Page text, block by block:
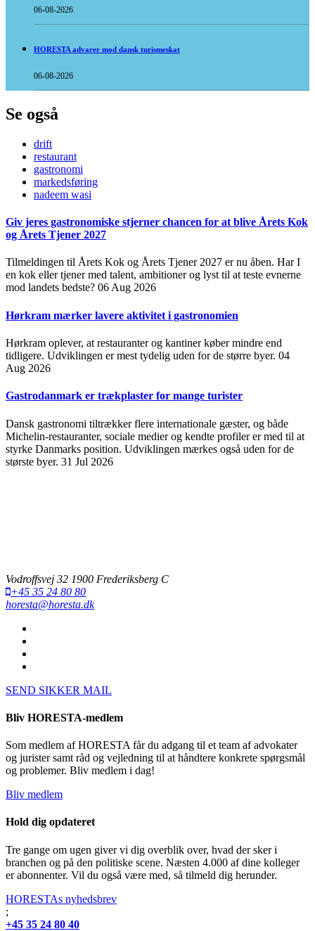
06-08-2026
HORESTA advarer mod dansk turismeskat
06-08-2026
Se også
drift
restaurant
gastronomi
markedsføring
nadeem wasi
Giv jeres gastronomiske stjerner chancen for at blive Årets Kok
og Årets Tjener 2027
Tilmeldingen til Årets Kok og Årets Tjener 2027 er nu åben. Har I
en kok eller tjener med talent, ambitioner og lyst til at teste evnerne
mod landets bedste? 06 Aug 2026
Hørkram mærker lavere aktivitet i gastronomien
Hørkram oplever, at restauranter og kantiner køber mindre end
tidligere. Udviklingen er mest tydelig uden for de større byer. 04
Aug 2026
Gastrodanmark er trækplaster for mange turister
Dansk gastronomi tiltrækker flere internationale gæster, og både
Michelin-restauranter, sociale medier og kendte profiler er med til at
styrke Danmarks position. Udviklingen mærkes også uden for de
største byer. 31 Jul 2026
Vodroffsvej 32 1900 Frederiksberg C
+45 35 24 80 80
horesta@horesta.dk
SEND SIKKER MAIL
Bliv HORESTA-medlem
Som medlem af HORESTA får du adgang til et team af advokater
og jurister samt råd og vejledning til at håndtere konkrete spørgsmål
og problemer. Bliv medlem i dag!
Bliv medlem
Hold dig opdateret
Tre gange om ugen giver vi dig overblik over, hvad der sker i
branchen og på den politiske scene. Næsten 4.000 af dine kolleger
er abonnenter. Vil du også være med, så tilmeld dig herunder.
HORESTAs nyhedsbrev
;
+45 35 24 80 40